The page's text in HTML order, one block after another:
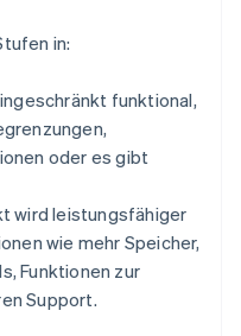
in:
funktional,
oder es gibt
wird leistungsfähiger
wie mehr Speicher,
Funktionen zur
Support.